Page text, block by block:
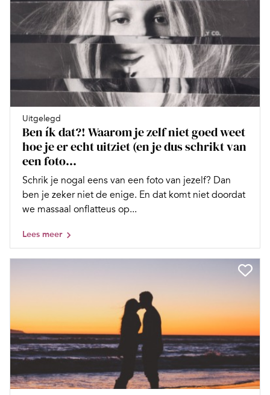
Uitgelegd
Ben ík dat?! Waarom je zelf niet goed weet
hoe je er echt uitziet (en je dus schrikt van
een foto...
Schrik je nogal eens van een foto van jezelf? Dan
ben je zeker niet de enige. En dat komt niet doordat
we massaal onflatteus op...
Lees meer